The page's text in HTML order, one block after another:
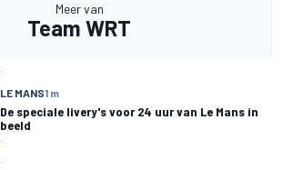
Meer van
Team WRT
LE MANS1 m
De speciale livery's voor 24 uur van Le Mans in
beeld